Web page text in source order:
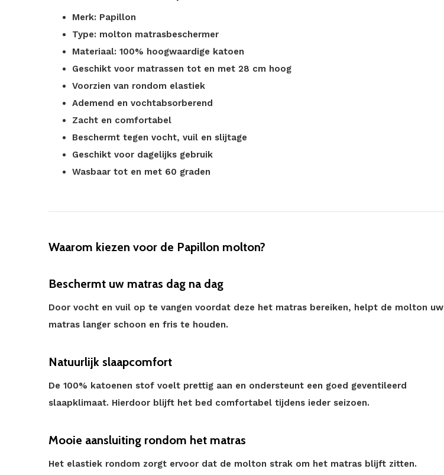
Merk: Papillon
Type: molton matrasbeschermer
Materiaal: 100% hoogwaardige katoen
Geschikt voor matrassen tot en met 28 cm hoog
Voorzien van rondom elastiek
Ademend en vochtabsorberend
Zacht en comfortabel
Beschermt tegen vocht, vuil en slijtage
Geschikt voor dagelijks gebruik
Wasbaar tot en met 60 graden
Waarom kiezen voor de Papillon molton?
Beschermt uw matras dag na dag
Door vocht en vuil op te vangen voordat deze het matras bereiken, helpt de molton uw
matras langer schoon en fris te houden.
Natuurlijk slaapcomfort
De 100% katoenen stof voelt prettig aan en ondersteunt een goed geventileerd
slaapklimaat. Hierdoor blijft het bed comfortabel tijdens ieder seizoen.
Mooie aansluiting rondom het matras
Het elastiek rondom zorgt ervoor dat de molton strak om het matras blijft zitten.